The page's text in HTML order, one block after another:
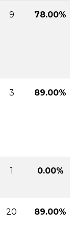
9 78.00%
3 89.00%
1 0.00%
20 89.00%